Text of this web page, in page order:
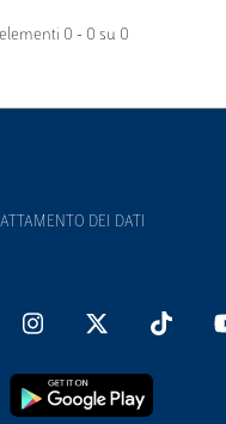
0 - 0 su 0
DEI DATI